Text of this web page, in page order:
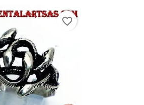
favorite_border